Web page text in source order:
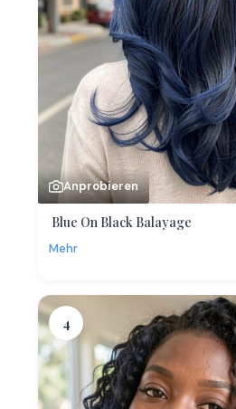
Anprobieren
Blue On Black Balayage
Mehr
4